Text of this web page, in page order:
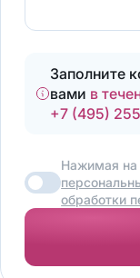
Заполните
вами в
+7 (495)
Нажимая на
обработки